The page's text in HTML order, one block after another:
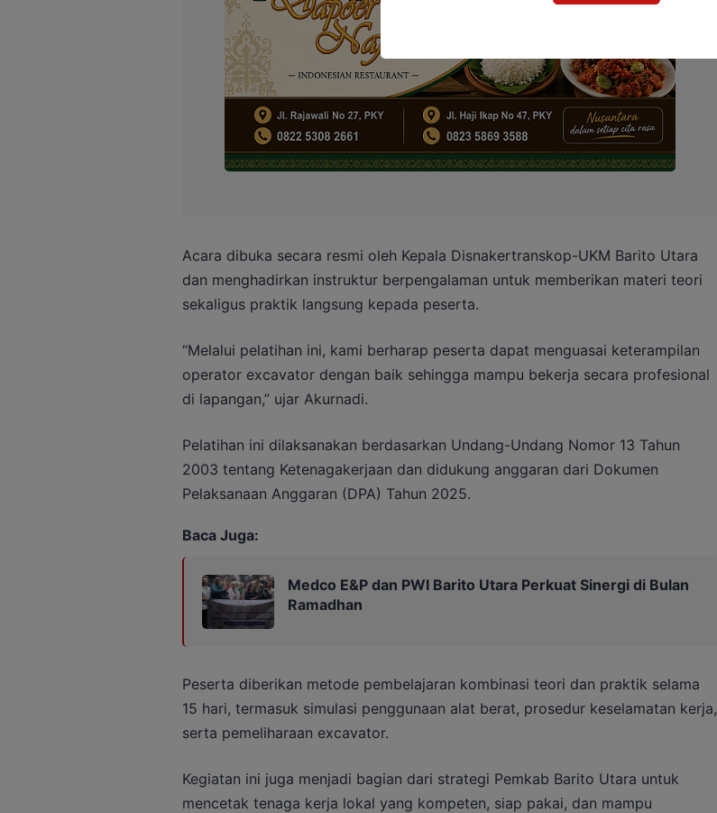
Acara dibuka secara resmi oleh Kepala Disnakertranskop-UKM Barito Utara
dan menghadirkan instruktur berpengalaman untuk memberikan materi teori
sekaligus praktik langsung kepada peserta.
“Melalui pelatihan ini, kami berharap peserta dapat menguasai keterampilan
operator excavator dengan baik sehingga mampu bekerja secara profesional
di lapangan,” ujar Akurnadi.
Pelatihan ini dilaksanakan berdasarkan Undang-Undang Nomor 13 Tahun
2003 tentang Ketenagakerjaan dan didukung anggaran dari Dokumen
Pelaksanaan Anggaran (DPA) Tahun 2025.
Baca Juga:
Medco E&P dan PWI Barito Utara Perkuat Sinergi di Bulan
Ramadhan
Peserta diberikan metode pembelajaran kombinasi teori dan praktik selama
15 hari, termasuk simulasi penggunaan alat berat, prosedur keselamatan kerja,
serta pemeliharaan excavator.
Kegiatan ini juga menjadi bagian dari strategi Pemkab Barito Utara untuk
mencetak tenaga kerja lokal yang kompeten, siap pakai, dan mampu